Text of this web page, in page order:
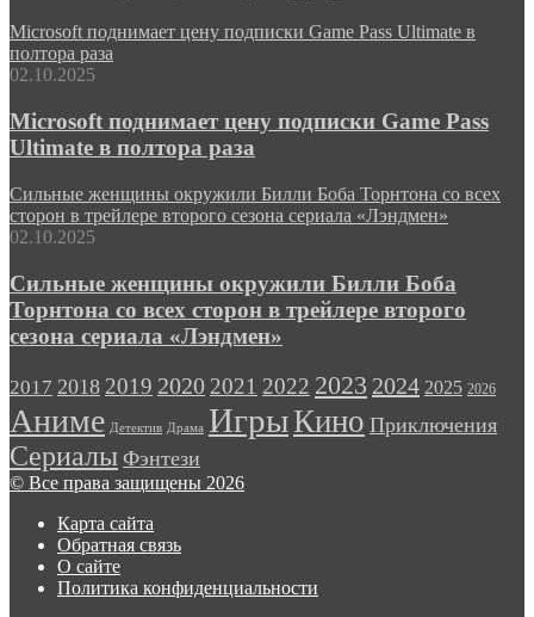
Microsoft поднимает цену подписки Game Pass Ultimate в
полтора раза
02.10.2025
Microsoft поднимает цену подписки Game Pass
Ultimate в полтора раза
Сильные женщины окружили Билли Боба Торнтона со всех
сторон в трейлере второго сезона сериала «Лэндмен»
02.10.2025
Сильные женщины окружили Билли Боба
Торнтона со всех сторон в трейлере второго
сезона сериала «Лэндмен»
2017 2018 2019 2020 2021 2022 2023 2024 2025 2026
Аниме Детектив Драма ИгрыКино Приключения
Сериалы Фэнтези
© Все права защищены 2026
Карта сайта
Обратная связь
О сайте
Политика конфиденциальности